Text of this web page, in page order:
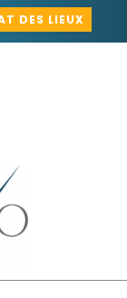
DES LIEUX